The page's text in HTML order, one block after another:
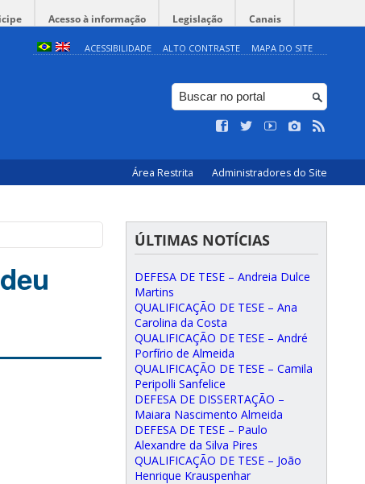
Acesso à informação Legislação Canais
ACESSIBILIDADE ALTO CONTRASTE MAPA DO SITE
Área Restrita Administradores do Site
ÚLTIMAS NOTÍCIAS
DEFESA DE TESE – Andreia Dulce
Martins
QUALIFICAÇÃO DE TESE – Ana
Carolina da Costa
QUALIFICAÇÃO DE TESE – André
Porfírio de Almeida
QUALIFICAÇÃO DE TESE – Camila
Peripolli Sanfelice
DEFESA DE DISSERTAÇÃO –
Maiara Nascimento Almeida
DEFESA DE TESE – Paulo
Alexandre da Silva Pires
QUALIFICAÇÃO DE TESE – João
Henrique Krauspenhar